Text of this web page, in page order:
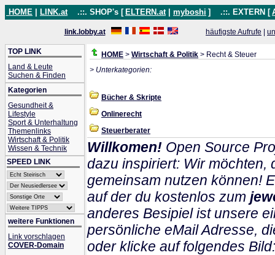
HOME LINK.at .::. SHOP's [ ELTERN.at myboshi ] .::. EXTERN [
link.lobby.at häufigste Aufrufe
TOP LINK
Land & Leute
Suchen & Finden
Kategorien
Gesundheit &
Lifestyle
Sport & Unterhaltung
Themenlinks
Wirtschaft & Politik
Wissen & Technik
SPEED LINK
weitere Funktionen
Link vorschlagen
COVER-Domain
HOME > Wirtschaft & Politik > Recht & Steuer
> Unterkategorien:
Bücher & Skripte
Onlinerecht
Steuerberater
Willkomen! Open Source
dazu inspiriert: Wir möchten,
gemeinsam nutzen können!
auf der du kostenlos zum
anderes Besipiel ist unsere
persönliche eMail Adresse,
oder klicke auf folgendes Bild: